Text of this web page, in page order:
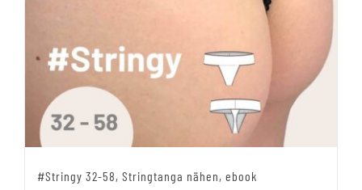
#Stringy 32-58, Stringtanga nähen, ebook